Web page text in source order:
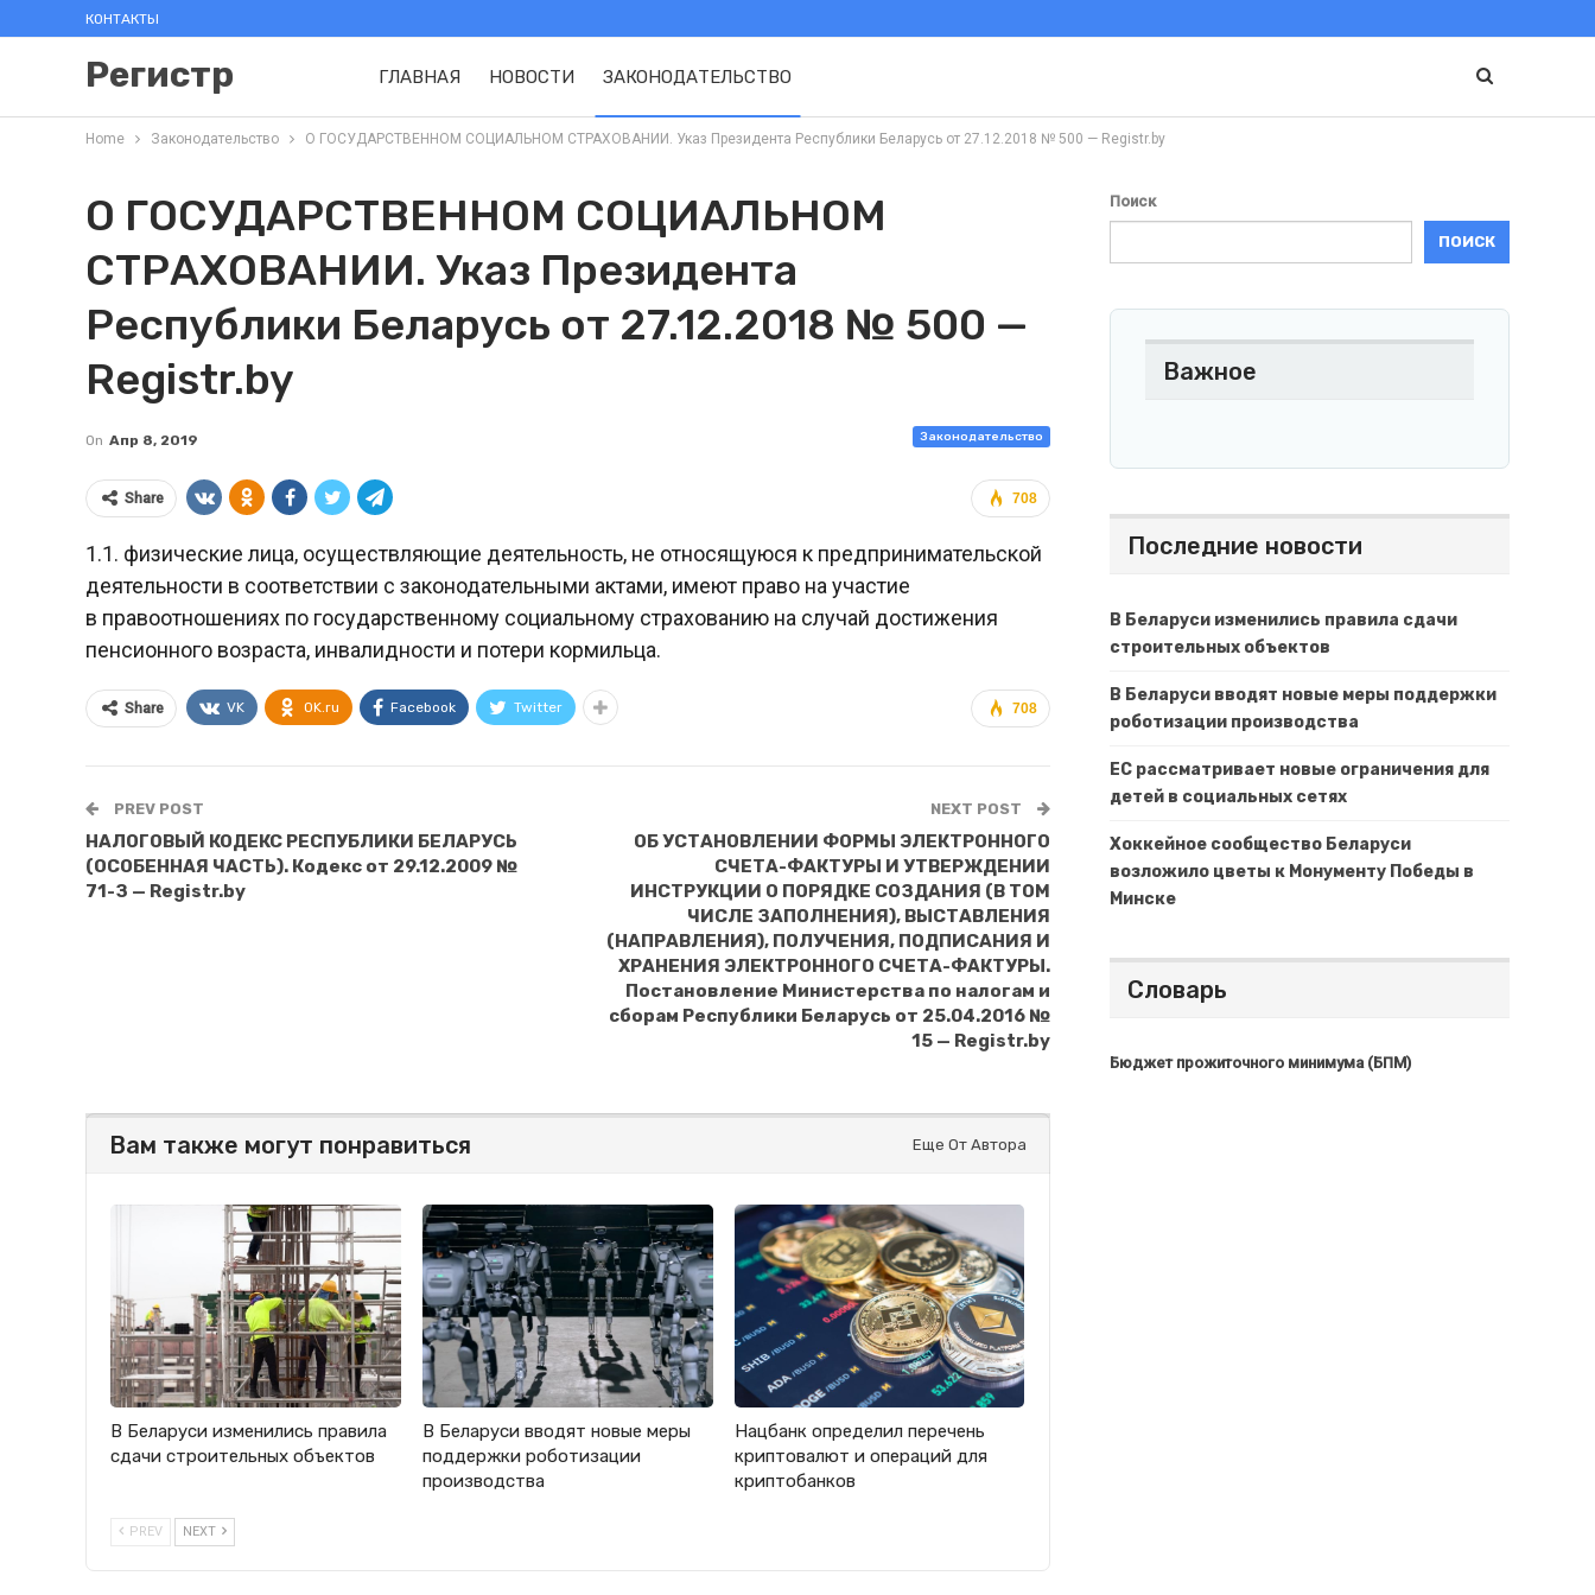
КОНТАКТЫ
Регистр ГЛАВНАЯ НОВОСТИ ЗАКОНОДАТЕЛЬСТВО
Home Законодательство О ГОСУДАРСТВЕННОМ СОЦИАЛЬНОМ СТРАХОВАНИИ. Указ Президента Республики Беларусь от 27.12.2018 № 500 — Registr.by
О ГОСУДАРСТВЕННОМ СОЦИАЛЬНОМ
СТРАХОВАНИИ. Указ Президента
Республики Беларусь от 27.12.2018 № 500 —
Registr.by
Законодательство
On Апр 8, 2019
708
Share
1.1. физические лица, осуществляющие деятельность, не относящуюся к предпринимательской
деятельности в соответствии с законодательными актами, имеют право на участие
в правоотношениях по государственному социальному страхованию на случай достижения
пенсионного возраста, инвалидности и потери кормильца.
708
Share VK OK.ru Facebook Twitter
PREV POST
НАЛОГОВЫЙ КОДЕКС РЕСПУБЛИКИ БЕЛАРУСЬ
(ОСОБЕННАЯ ЧАСТЬ). Кодекс от 29.12.2009 №
71-З — Registr.by
NEXT POST
ОБ УСТАНОВЛЕНИИ ФОРМЫ ЭЛЕКТРОННОГО
СЧЕТА-ФАКТУРЫ И УТВЕРЖДЕНИИ
ИНСТРУКЦИИ О ПОРЯДКЕ СОЗДАНИЯ (В ТОМ
ЧИСЛЕ ЗАПОЛНЕНИЯ), ВЫСТАВЛЕНИЯ
(НАПРАВЛЕНИЯ), ПОЛУЧЕНИЯ, ПОДПИСАНИЯ И
ХРАНЕНИЯ ЭЛЕКТРОННОГО СЧЕТА-ФАКТУРЫ.
Постановление Министерства по налогам и
сборам Республики Беларусь от 25.04.2016 №
15 — Registr.by
Вам также могут понравиться Еще От Автора
В Беларуси изменились правила
сдачи строительных объектов
В Беларуси вводят новые меры
поддержки роботизации
производства
Нацбанк определил перечень
криптовалют и операций для
криптобанков
PREV NEXT
Поиск
ПОИСК
Важное
Последние новости
В Беларуси изменились правила сдачи
строительных объектов
В Беларуси вводят новые меры поддержки
роботизации производства
ЕС рассматривает новые ограничения для
детей в социальных сетях
Хоккейное сообщество Беларуси
возложило цветы к Монументу Победы в
Минске
Словарь
Бюджет прожиточного минимума (БПМ)